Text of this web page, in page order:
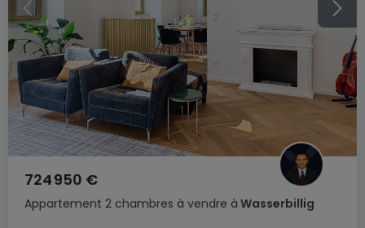
Appartement 2 chambres à vendre à Wasserbillig
724 950 €